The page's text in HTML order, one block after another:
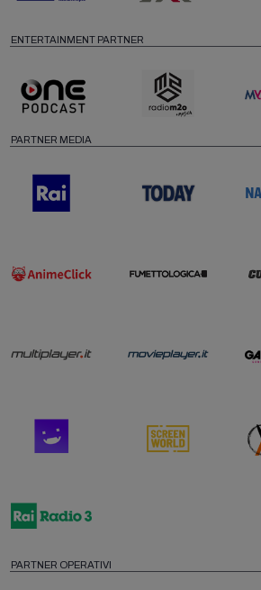
ENTERTAINMENT PARTNER
PARTNER MEDIA
PARTNER OPERATIVI